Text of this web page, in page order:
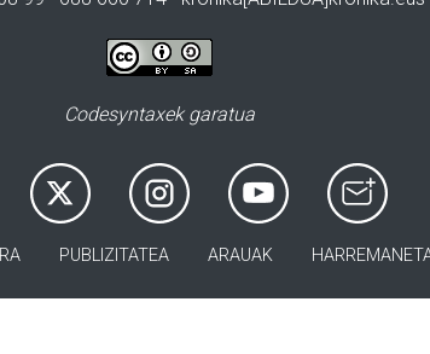
Codesyntaxek garatua
PUBLIZITATEA ARAUAK